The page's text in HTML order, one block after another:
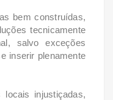
bem construídas,
tecnicamente
salvo exceções
inserir plenamente
injustiçadas,